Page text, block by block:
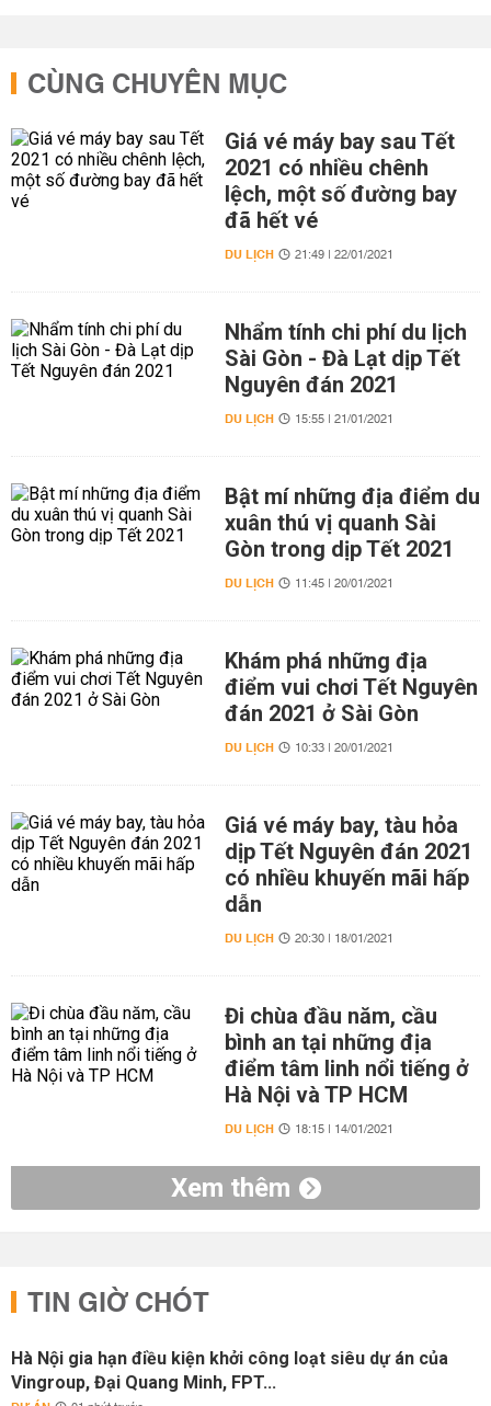
CÙNG CHUYÊN MỤC
Giá vé máy bay sau Tết
2021 có nhiều chênh
lệch, một số đường bay
đã hết vé
DU LỊCH 21:49 | 22/01/2021
Nhẩm tính chi phí du lịch
Sài Gòn - Đà Lạt dịp Tết
Nguyên đán 2021
DU LỊCH 15:55 | 21/01/2021
Bật mí những địa điểm du
xuân thú vị quanh Sài
Gòn trong dịp Tết 2021
DU LỊCH 11:45 | 20/01/2021
Khám phá những địa
điểm vui chơi Tết Nguyên
đán 2021 ở Sài Gòn
DU LỊCH 10:33 | 20/01/2021
Giá vé máy bay, tàu hỏa
dịp Tết Nguyên đán 2021
có nhiều khuyến mãi hấp
dẫn
DU LỊCH 20:30 | 18/01/2021
Đi chùa đầu năm, cầu
bình an tại những địa
điểm tâm linh nổi tiếng ở
Hà Nội và TP HCM
DU LỊCH 18:15 | 14/01/2021
Xem thêm
TIN GIỜ CHÓT
Hà Nội gia hạn điều kiện khởi công loạt siêu dự án của
Vingroup, Đại Quang Minh, FPT...